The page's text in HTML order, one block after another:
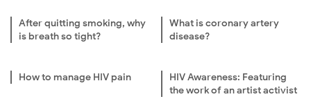
After quitting smoking, why
is breath so tight?
What is coronary artery
disease?
How to manage HIV pain
HIV Awareness: Featuring
the work of an artist activist